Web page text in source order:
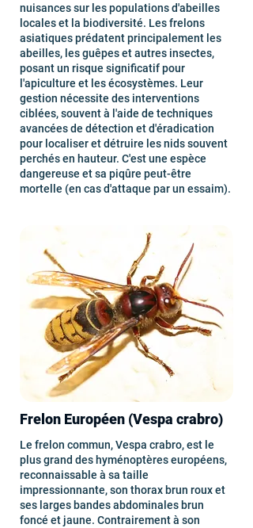
nuisances sur les populations d'abeilles
locales et la biodiversité. Les frelons
asiatiques prédatent principalement les
abeilles, les guêpes et autres insectes,
posant un risque significatif pour
l'apiculture et les écosystèmes. Leur
gestion nécessite des interventions
ciblées, souvent à l'aide de techniques
avancées de détection et d'éradication
pour localiser et détruire les nids souvent
perchés en hauteur. C'est une espèce
dangereuse et sa piqûre peut-être
mortelle (en cas d'attaque par un essaim).
Frelon Européen (Vespa crabro)
Le frelon commun, Vespa crabro, est le
plus grand des hyménoptères européens,
reconnaissable à sa taille
impressionnante, son thorax brun roux et
ses larges bandes abdominales brun
foncé et jaune. Contrairement à son